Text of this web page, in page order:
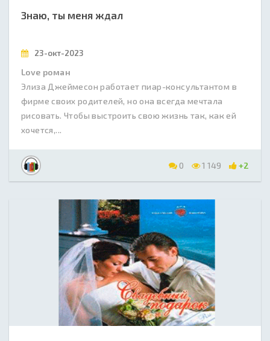
Знаю, ты меня ждал
23-окт-2023
Love роман
Элиза Джеймесон работает пиар-консультантом в
фирме своих родителей, но она всегда мечтала
рисовать. Чтобы выстроить свою жизнь так, как ей
хочется,...
0 1 149 +2